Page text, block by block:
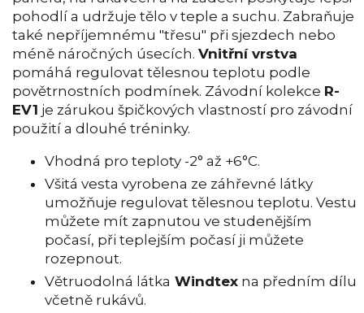
pohodlí a udržuje tělo v teple a suchu. Zabraňuje
také nepříjemnému "třesu" při sjezdech nebo
méně náročných úsecích. Vnitřní vrstva
pomáhá regulovat tělesnou teplotu podle
povětrnostních podmínek. Závodní kolekce R-
EV1 je zárukou špičkových vlastností pro závodní
použití a dlouhé tréninky.
Vhodná pro teploty -2° až +6°C.
Všitá vesta vyrobena ze záhřevné látky
umožňuje regulovat tělesnou teplotu. Vestu
můžete mít zapnutou ve studenějším
počasí, při teplejším počasí ji můžete
rozepnout.
Větruodolná látka Windtex na předním dílu
včetně rukávů.